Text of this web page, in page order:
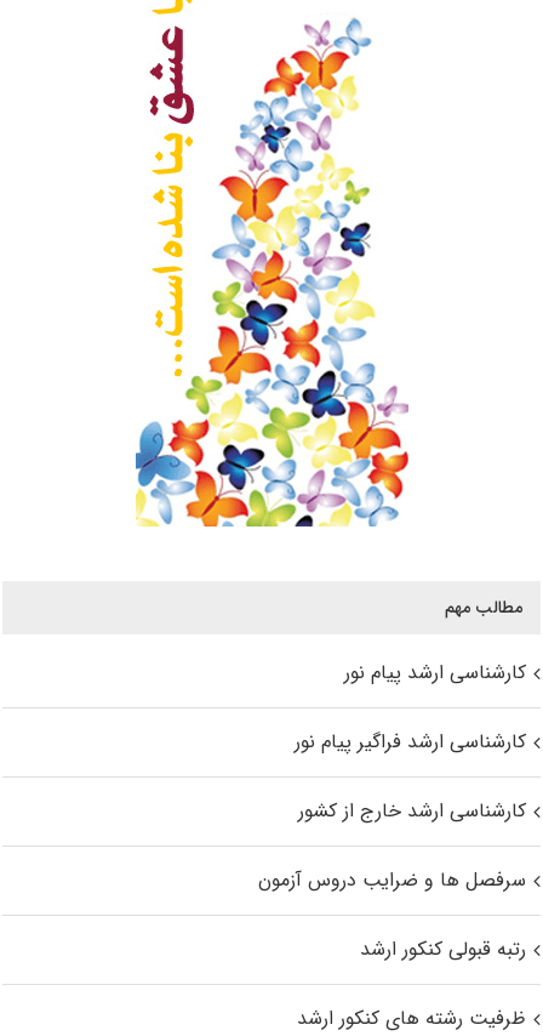
مطالب مهم
کارشناسی ارشد پیام نور
کارشناسی ارشد فراگیر پیام نور
کارشناسی ارشد خارج از کشور
سرفصل ها و ضرایب دروس آزمون
رتبه قبولی کنکور ارشد
ظرفیت رشته های کنکور ارشد